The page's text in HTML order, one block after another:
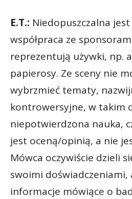
E.T.: Niedopuszczalna
współpraca ze
reprezentują używki, np.
papierosy. Ze sceny nie
wybrzmieć tematy,
kontrowersyjne, w takim
niepotwierdzona nauka,
jest oceną/opinią, a nie
Mówca oczywiście dzieli
swoimi doświadczeniami,
informacje mówiące o